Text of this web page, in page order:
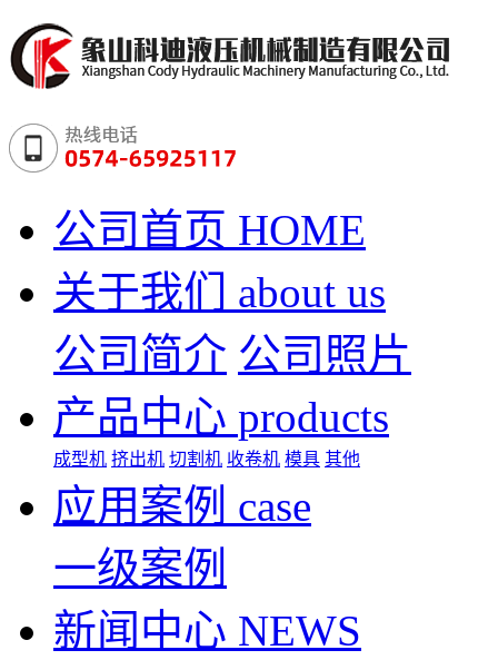
公司首页 HOME
关于我们
about us
公司简介 公司照片
产品中心 products
成型机 挤出机 切割机 收卷机 模具 其他
应用案例 case
一级案例
新闻中心 NEWS